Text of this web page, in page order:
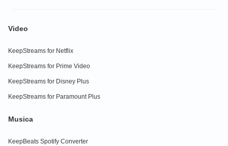
Video
KeepStreams for Netflix
KeepStreams for Prime Video
KeepStreams for Disney Plus
KeepStreams for Paramount Plus
Musica
KeepBeats Spotify Converter